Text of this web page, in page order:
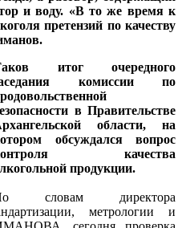
и воду. «В то же время к
претензий по качеству
итог очередного
комиссии по
в Правительстве
области, на
обсуждался вопрос
качества
продукции.
словам директора
метрологии и